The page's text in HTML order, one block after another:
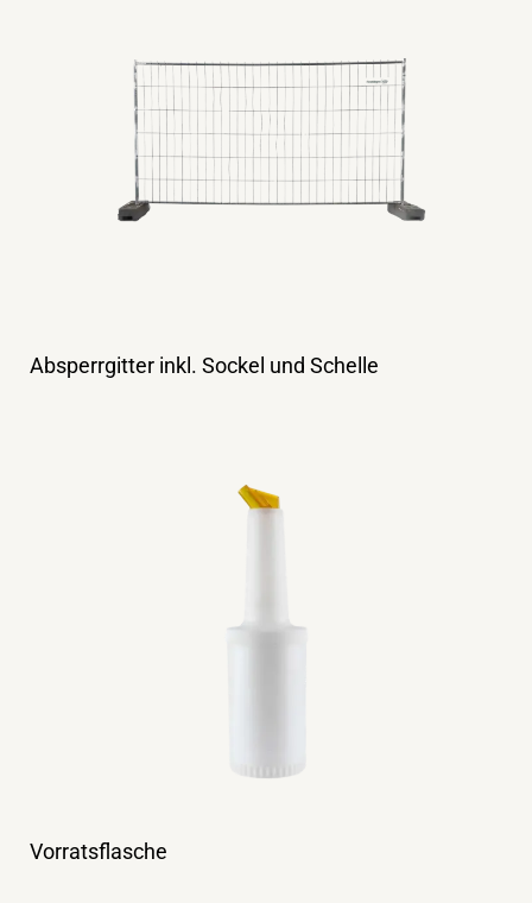
Absperrgitter inkl. Sockel und Schelle
Vorratsflasche